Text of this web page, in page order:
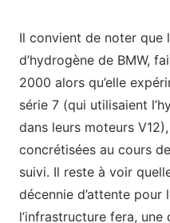
Il convient de noter que
d’hydrogène de BMW,
2000 alors qu’elle
série 7 (qui utilisaient
dans leurs moteurs
concrétisées au cours
suivi. Il reste à voir
décennie d’attente pour
l’infrastructure fera,